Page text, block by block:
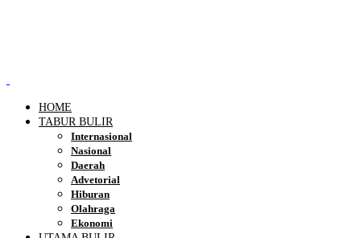
HOME
TABUR BULIR
Internasional
Nasional
Daerah
Advetorial
Hiburan
Olahraga
Ekonomi